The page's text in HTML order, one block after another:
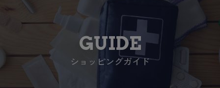
GUIDE
ショッピングガイド